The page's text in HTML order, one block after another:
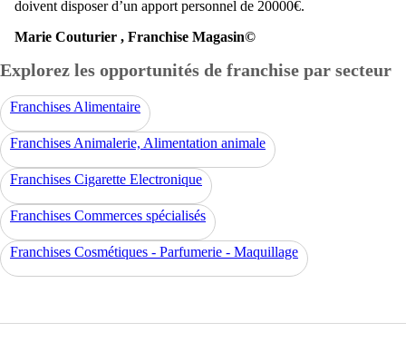
doivent disposer d’un apport personnel de 20000€.
Marie Couturier , Franchise Magasin©
Explorez les opportunités de franchise par secteur
Franchises Alimentaire
Franchises Animalerie, Alimentation animale
Franchises Cigarette Electronique
Franchises Commerces spécialisés
Franchises Cosmétiques - Parfumerie - Maquillage